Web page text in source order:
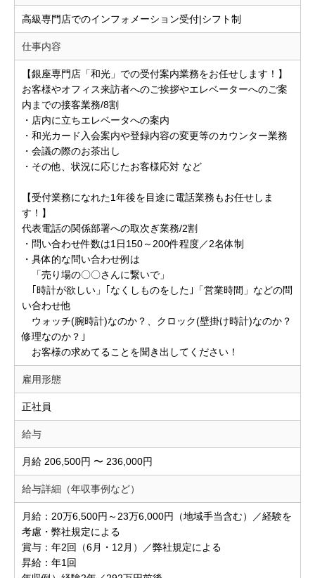
高級専門店でのインフォメーション受付|シフト制
仕事内容
【銀座専門店「和光」での受付案内業務をお任せします！】
お客様やオフィス来訪者へのご挨拶やエレベーターへのご案
内までの接客業務/8割
・店内に立ちエレベータへの案内
・和光カード入会案内や登録内容の変更等のカウンター業務
・会議の際のお茶出し
・その他、状況に応じたお客様応対 など
【受付業務になれた1年後を目途に電話業務もお任せしま
す！】
代表電話の関係部署への取次ぎ業務/2割
・問い合わせ件数は1日150～200件程度／2名体制
・具体的な問い合わせ例は
「売り場の〇〇さんに繋いで」
｢時計が欲しい」｢なくしものをした｣「営業時間」などの問
い合わせ他
ウォッチ(腕時計)なのか？、クロック(壁掛け時計)なのか？
修理なのか？｣
お客様の求めてることを聞き出してください！
雇用形態
正社員
給与
月給 206,500円 〜 236,000円
給与詳細（年収事例など）
月給：20万6,500円～23万6,000円（地域手当含む）／経験を
考慮・弊社規定による
賞与：年2回（6月・12月）／弊社規定による
昇給：年1回